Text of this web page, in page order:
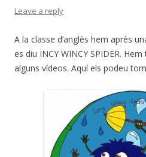
Leave a reply
A la classe d’anglès hem après
es diu INCY WINCY SPIDER.
alguns vídeos. Aquí els podeu